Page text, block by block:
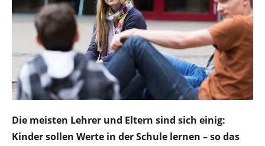
Die meisten Lehrer und Eltern sind sich einig:
Kinder sollen Werte in der Schule lernen – so das